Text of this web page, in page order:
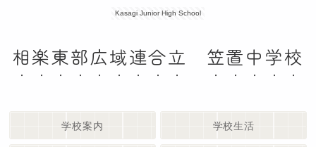
Kasagi Junior High School
相楽東部広域連合立 笠置中学校
学校案内 学校生活